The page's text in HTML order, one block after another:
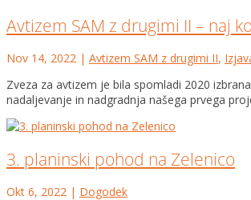
Avtizem SAM z drugimi II – naj
Nov 14, 2022 | Avtizem SAM z drugimi II,
Zveza za avtizem je bila spomladi 2020
nadaljevanje in nadgradnja našega prvega
3. planinski pohod na Zelenico
Okt 6, 2022 | Dogodek